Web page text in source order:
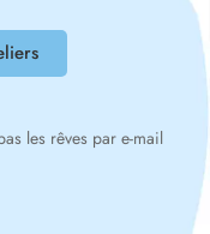
les rêves par e-mail